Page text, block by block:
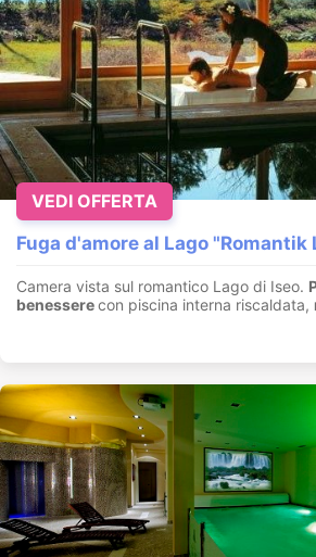
Fuga d'amore al Lago "Romantik
Camera vista sul romantico Lago di Iseo.
benesserecon piscina interna riscaldata,
VEDI OFFERTA